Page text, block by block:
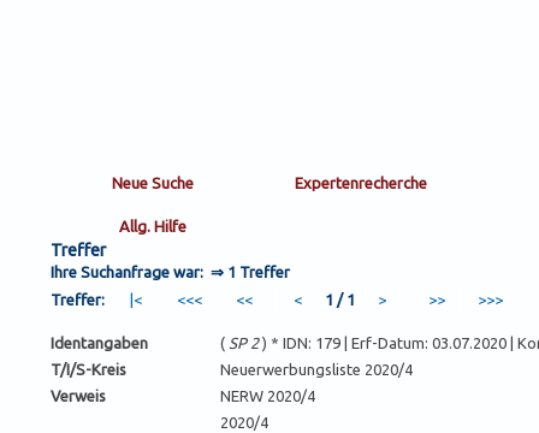
Treffer
Ihre Suchanfrage war: ⇒ 1 Treffer
Treffer:
1 / 1
Identangaben ( SP 2) * IDN: 179 | Erf-Datum: 03.07.2020 |
T/I/S-Kreis
Neuerwerbungsliste 2020/4
Verweis
NERW 2020/4
2020/4